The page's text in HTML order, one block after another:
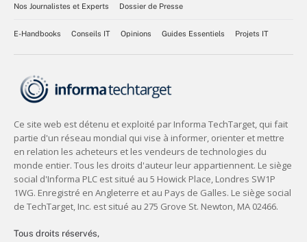
Nos Journalistes et Experts
Dossier de Presse
E-Handbooks Conseils IT Opinions Guides Essentiels Projets IT
Tous droits réservés,